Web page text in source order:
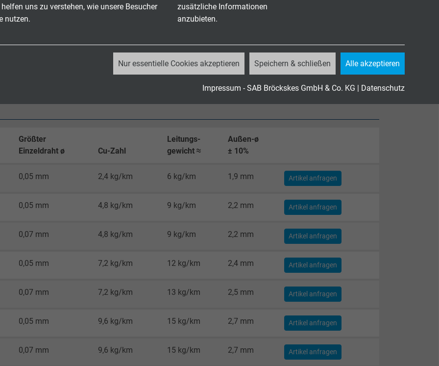
uns zu verstehen, wie unsere Besucher
nutzen.
Erzeugt statistische Daten darüber, wie der
Besucher die Website nutzt.
_ga_JL6KH9WKZ9, Google Analytics
Google LLC
Erzeugt statistische Daten darüber, wie der
Google LLC
1 Tag
zusätzliche Informationen
anzubieten.
Nur essentielle Cookies akzeptieren Speichern & schließen Alle akzeptieren
Impressum - SAB Bröckskes GmbH & Co. KG | Datenschutz
Daten" -
der Europäischen Union
Größter
Einzeldraht ø
Cu-Zahl
Leitungs-
gewicht ≈
Außen-ø
± 10%
0,05 mm 2,4 kg/km 6 kg/km 1,9 mm Artikel anfragen
0,05 mm 4,8 kg/km 9 kg/km 2,2 mm Artikel anfragen
0,07 mm 4,8 kg/km 9 kg/km 2,2 mm Artikel anfragen
0,05 mm 7,2 kg/km 12 kg/km 2,4 mm Artikel anfragen
0,07 mm 7,2 kg/km 13 kg/km 2,5 mm Artikel anfragen
0,05 mm 9,6 kg/km 15 kg/km 2,7 mm Artikel anfragen
0,07 mm 9,6 kg/km 15 kg/km 2,7 mm Artikel anfragen